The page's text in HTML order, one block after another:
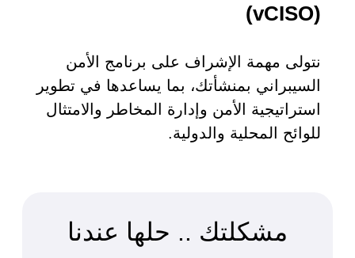
(vCISO)
نتولى مهمة الإشراف على برنامج الأمن
السيبراني بمنشأتك، بما يساعدها في تطوير
استراتيجية الأمن وإدارة المخاطر والامتثال
للوائح المحلية والدولية.
مشكلتك .. حلها عندنا